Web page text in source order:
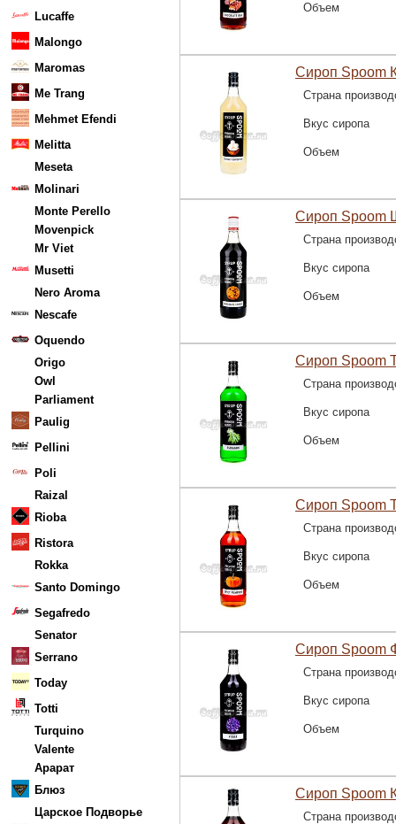
Lucaffe
Malongo
Maromas
Me Trang
Mehmet Efendi
Melitta
Meseta
Molinari
Monte Perello
Movenpick
Mr Viet
Musetti
Nero Aroma
Nescafe
Oquendo
Origo
Owl
Parliament
Paulig
Pellini
Poli
Raizal
Rioba
Ristora
Rokka
Santo Domingo
Segafredo
Senator
Serrano
Today
Totti
Turquino
Valente
Арарат
Блюз
Царское Подворье
Объем
Сироп Spoom
Страна
Вкус сиропа
Объем
Сироп Spoom
Страна
Вкус сиропа
Объем
Сироп Spoom
Страна
Вкус сиропа
Объем
Сироп Spoom
Страна
Вкус сиропа
Объем
Сироп Spoom
Страна
Вкус сиропа
Объем
Сироп Spoom
Страна